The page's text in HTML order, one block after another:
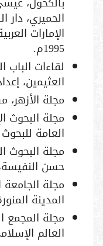
الحميري، دار
الإمارات
1995م.
لقاءات
العثيمين،
مجلة الأزهر،
مجلة البحوث
العامة
مجلة البحوث
حسن
مجلة الجامعة
المدينة
مجلة المجمع
العالم